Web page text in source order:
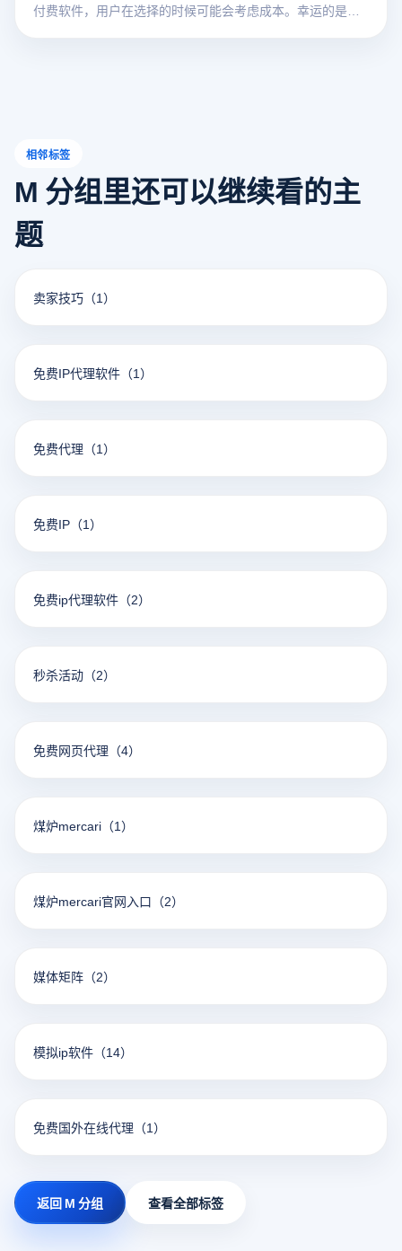
付费软件，用户在选择的时候可能会考虑成本。幸运的是，
相邻标签
M 分组里还可以继续看的主
题
卖家技巧 （1）
免费IP代理软件 （1）
免费代理 （1）
免费IP （1）
免费ip代理软件 （2）
秒杀活动 （2）
免费网页代理 （4）
煤炉mercari （1）
煤炉mercari官网入口 （2）
媒体矩阵 （2）
模拟ip软件 （14）
免费国外在线代理 （1）
返回 M 分组 查看全部标签